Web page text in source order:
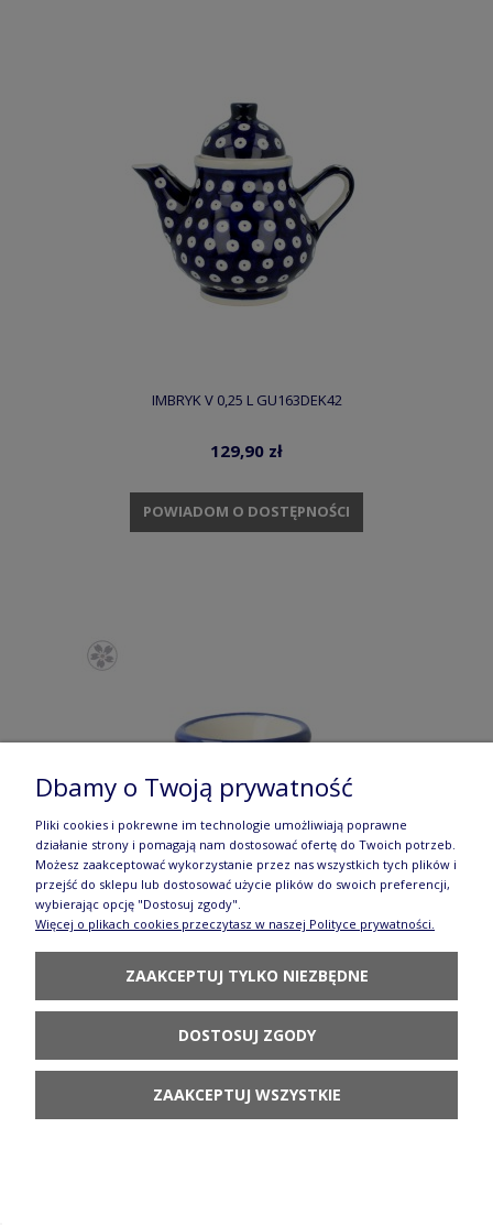
IMBRYK V 0,25 L GU163DEK42
129,90 zł
POWIADOM O DOSTĘPNOŚCI
KIELISZEK JAJECZNY WYS. 5,2 CM BOLESŁAWIEC GU203DEK1378A
51,90 zł
POWIADOM O DOSTĘPNOŚCI
Dbamy o Twoją prywatność
Pliki cookies i pokrewne im technologie umożliwiają poprawne
działanie strony i pomagają nam dostosować ofertę do Twoich potrzeb.
Możesz zaakceptować wykorzystanie przez nas wszystkich tych plików i
przejść do sklepu lub dostosować użycie plików do swoich preferencji,
wybierając opcję "Dostosuj zgody".
Więcej o plikach cookies przeczytasz w naszej Polityce prywatności.
ZAAKCEPTUJ TYLKO NIEZBĘDNE
DOSTOSUJ ZGODY
ZAAKCEPTUJ WSZYSTKIE